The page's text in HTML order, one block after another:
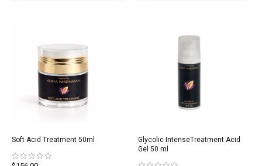
Soft Acid Treatment 50ml
Glycolic IntenseTreatment Acid
Gel 50 ml